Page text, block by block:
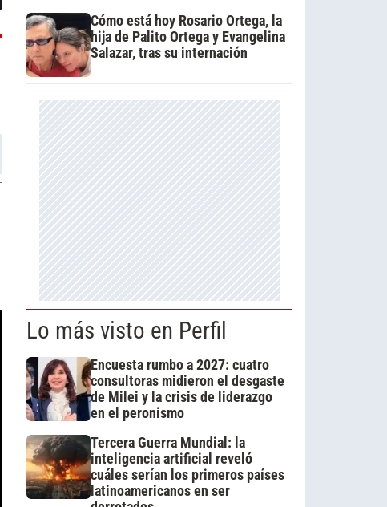
Cómo está hoy Rosario Ortega, la
hija de Palito Ortega y Evangelina
Salazar, tras su internación
Lo más visto en Perfil
Encuesta rumbo a 2027: cuatro
consultoras midieron el desgaste
de Milei y la crisis de liderazgo
en el peronismo
Tercera Guerra Mundial: la
inteligencia artificial reveló
cuáles serían los primeros países
latinoamericanos en ser